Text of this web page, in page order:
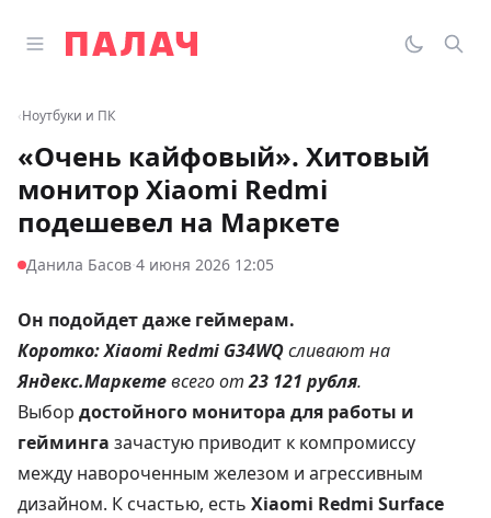
Открыть главное меню
Палач
‹Ноутбуки и ПК
«Очень кайфовый». Хитовый
монитор Xiaomi Redmi
подешевел на Маркете
Данила Басов·4 июня 2026 12:05
Он подойдет даже геймерам.
Коротко:Xiaomi Redmi G34WQсливают на
Яндекс.Маркетевсего от23 121 рубля.
Выбор достойного монитора для работы и
гейминга зачастую приводит к компромиссу
между навороченным железом и агрессивным
дизайном. К счастью, есть Xiaomi Redmi Surface